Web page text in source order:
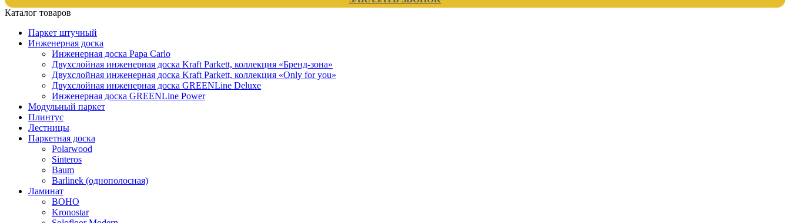
Каталог товаров
Паркет штучный
Инженерная доска
Инженерная доска Papa Carlo
Двухслойная инженерная доска Kraft Parkett, коллекция «Бренд-зона»
Двухслойная инженерная доска Kraft Parkett, коллекция «Only for you»
Двухслойная инженерная доска GREENLine Deluxe
Инженерная доска GREENLine Power
Модульный паркет
Плинтус
Лестницы
Паркетная доска
Polarwood
Sinteros
Baum
Barlinek (однополосная)
Ламинат
BOHO
Kronostar